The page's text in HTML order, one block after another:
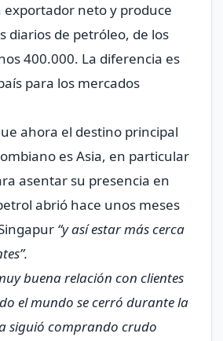
exportador neto y produce
diarios de petróleo, de los
400.000. La diferencia es
para los mercados
ahora el destino principal
es Asia, en particular
asentar su presencia en
abrió hace unos meses
“y así estar más cerca
.
buena relación con clientes
el mundo se cerró durante la
siguió comprando crudo